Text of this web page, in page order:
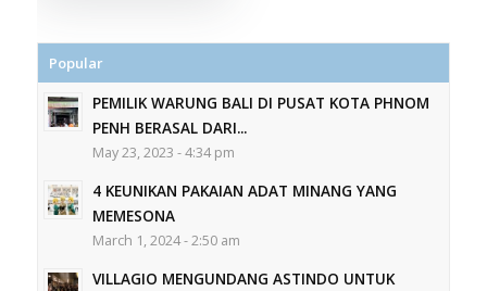
Popular
PEMILIK WARUNG BALI DI PUSAT KOTA PHNOM
PENH BERASAL DARI...
May 23, 2023 - 4:34 pm
4 KEUNIKAN PAKAIAN ADAT MINANG YANG
MEMESONA
March 1, 2024 - 2:50 am
VILLAGIO MENGUNDANG ASTINDO UNTUK